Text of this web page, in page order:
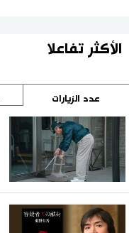
الأكثر تفاعلا
عدد الزيارات